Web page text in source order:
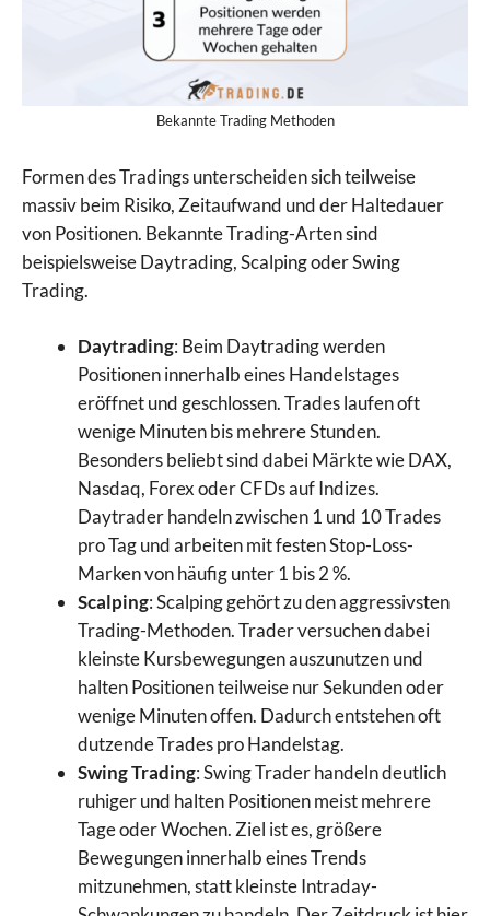
Bekannte Trading Methoden
Formen des Tradings unterscheiden sich teilweise
massiv beim Risiko, Zeitaufwand und der Haltedauer
von Positionen. Bekannte Trading-Arten sind
beispielsweise Daytrading, Scalping oder Swing
Trading.
Daytrading: Beim Daytrading werden
Positionen innerhalb eines Handelstages
eröffnet und geschlossen. Trades laufen oft
wenige Minuten bis mehrere Stunden.
Besonders beliebt sind dabei Märkte wie DAX,
Nasdaq, Forex oder CFDs auf Indizes.
Daytrader handeln zwischen 1 und 10 Trades
pro Tag und arbeiten mit festen Stop-Loss-
Marken von häufig unter 1 bis 2 %.
Scalping: Scalping gehört zu den aggressivsten
Trading-Methoden. Trader versuchen dabei
kleinste Kursbewegungen auszunutzen und
halten Positionen teilweise nur Sekunden oder
wenige Minuten offen. Dadurch entstehen oft
dutzende Trades pro Handelstag.
Swing Trading: Swing Trader handeln deutlich
ruhiger und halten Positionen meist mehrere
Tage oder Wochen. Ziel ist es, größere
Bewegungen innerhalb eines Trends
mitzunehmen, statt kleinste Intraday-